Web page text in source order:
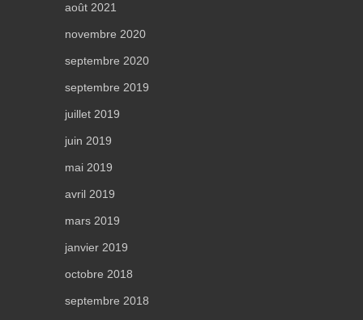
août 2021
novembre 2020
septembre 2020
septembre 2019
juillet 2019
juin 2019
mai 2019
avril 2019
mars 2019
janvier 2019
octobre 2018
septembre 2018